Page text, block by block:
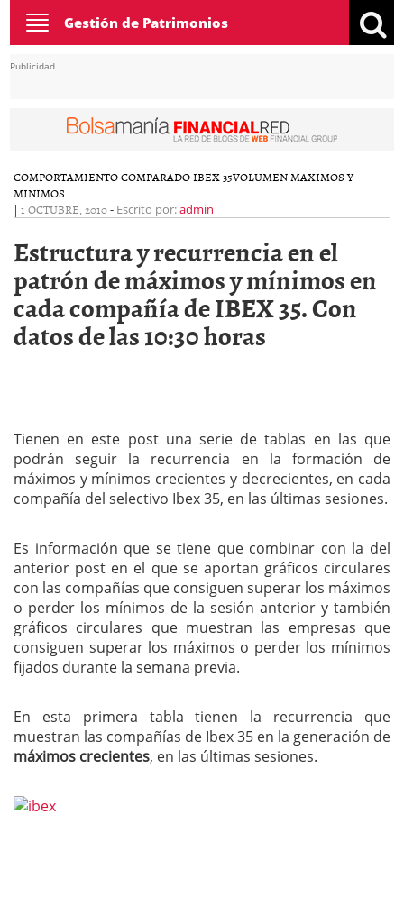
Toggle
navigation
Gestión de Patrimonios
Publicidad
COMPORTAMIENTO COMPARADO IBEX 35VOLUMEN MAXIMOS Y
MINIMOS
| 1 OCTUBRE, 2010- Escrito por:admin
Estructura y recurrencia en el
patrón de máximos y mínimos en
cada compañía de IBEX 35. Con
datos de las 10:30 horas
Tienen en este post una serie de tablas en las que
podrán seguir la recurrencia en la formación de
máximos y mínimos crecientes y decrecientes, en cada
compañía del selectivo Ibex 35, en las últimas sesiones.
Es información que se tiene que combinar con la del
anterior post en el que se aportan gráficos circulares
con las compañías que consiguen superar los máximos
o perder los mínimos de la sesión anterior y también
gráficos circulares que muestran las empresas que
consiguen superar los máximos o perder los mínimos
fijados durante la semana previa.
En esta primera tabla tienen la recurrencia que
muestran las compañías de Ibex 35 en la generación de
máximos crecientes, en las últimas sesiones.